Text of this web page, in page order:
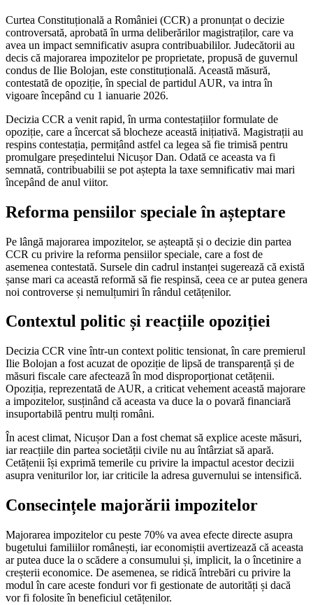
Curtea Constituțională a României (CCR) a pronunțat o decizie
controversată, aprobată în urma deliberărilor magistraților, care va
avea un impact semnificativ asupra contribuabililor. Judecătorii au
decis că majorarea impozitelor pe proprietate, propusă de guvernul
condus de Ilie Bolojan, este constituțională. Această măsură,
contestată de opoziție, în special de partidul AUR, va intra în
vigoare începând cu 1 ianuarie 2026.
Decizia CCR a venit rapid, în urma contestațiilor formulate de
opoziție, care a încercat să blocheze această inițiativă. Magistrații au
respins contestația, permițând astfel ca legea să fie trimisă pentru
promulgare președintelui Nicușor Dan. Odată ce aceasta va fi
semnată, contribuabilii se pot aștepta la taxe semnificativ mai mari
începând de anul viitor.
Reforma pensiilor speciale în așteptare
Pe lângă majorarea impozitelor, se așteaptă și o decizie din partea
CCR cu privire la reforma pensiilor speciale, care a fost de
asemenea contestată. Sursele din cadrul instanței sugerează că există
șanse mari ca această reformă să fie respinsă, ceea ce ar putea genera
noi controverse și nemulțumiri în rândul cetățenilor.
Contextul politic și reacțiile opoziției
Decizia CCR vine într-un context politic tensionat, în care premierul
Ilie Bolojan a fost acuzat de opoziție de lipsă de transparență și de
măsuri fiscale care afectează în mod disproporționat cetățenii.
Opoziția, reprezentată de AUR, a criticat vehement această majorare
a impozitelor, susținând că aceasta va duce la o povară financiară
insuportabilă pentru mulți români.
În acest climat, Nicușor Dan a fost chemat să explice aceste măsuri,
iar reacțiile din partea societății civile nu au întârziat să apară.
Cetățenii își exprimă temerile cu privire la impactul acestor decizii
asupra veniturilor lor, iar criticile la adresa guvernului se intensifică.
Consecințele majorării impozitelor
Majorarea impozitelor cu peste 70% va avea efecte directe asupra
bugetului familiilor românești, iar economiștii avertizează că aceasta
ar putea duce la o scădere a consumului și, implicit, la o încetinire a
creșterii economice. De asemenea, se ridică întrebări cu privire la
modul în care aceste fonduri vor fi gestionate de autorități și dacă
vor fi folosite în beneficiul cetățenilor.